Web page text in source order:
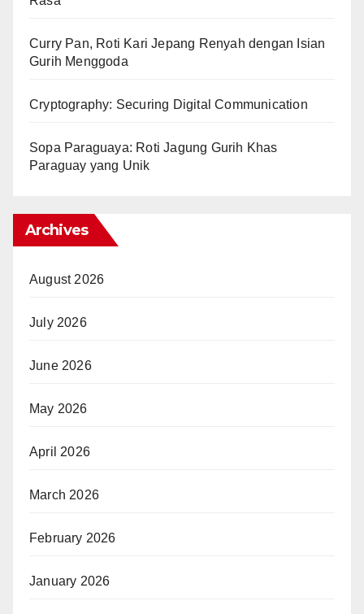
Curry Pan, Roti Kari Jepang Renyah dengan Isian
Gurih Menggoda
Cryptography: Securing Digital Communication
Sopa Paraguaya: Roti Jagung Gurih Khas
Paraguay yang Unik
Archives
August 2026
July 2026
June 2026
May 2026
April 2026
March 2026
February 2026
January 2026